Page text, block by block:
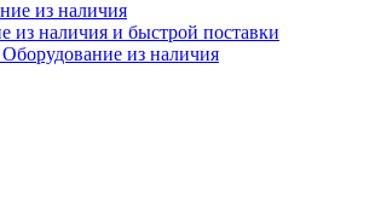
из наличия и быстрой поставки